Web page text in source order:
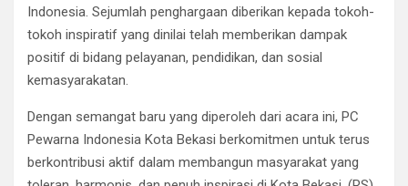
Indonesia. Sejumlah penghargaan diberikan kepada tokoh-
tokoh inspiratif yang dinilai telah memberikan dampak
positif di bidang pelayanan, pendidikan, dan sosial
kemasyarakatan.
Dengan semangat baru yang diperoleh dari acara ini, PC
Pewarna Indonesia Kota Bekasi berkomitmen untuk terus
berkontribusi aktif dalam membangun masyarakat yang